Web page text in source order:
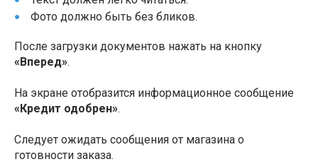
Фото должно быть без бликов.
После загрузки документов нажать на кнопку
«Вперед».
На экране отобразится информационное сообщение
«Кредит одобрен».
Следует ожидать сообщения от магазина о
готовности заказа.